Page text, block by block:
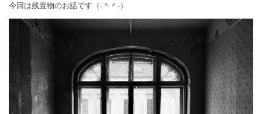
今回は残置物のお話です（‐＾＾‐）